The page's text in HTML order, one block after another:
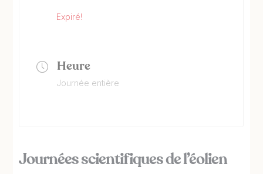
Expiré!
Heure
Journée entière
Journées scientifiques de l’éolien